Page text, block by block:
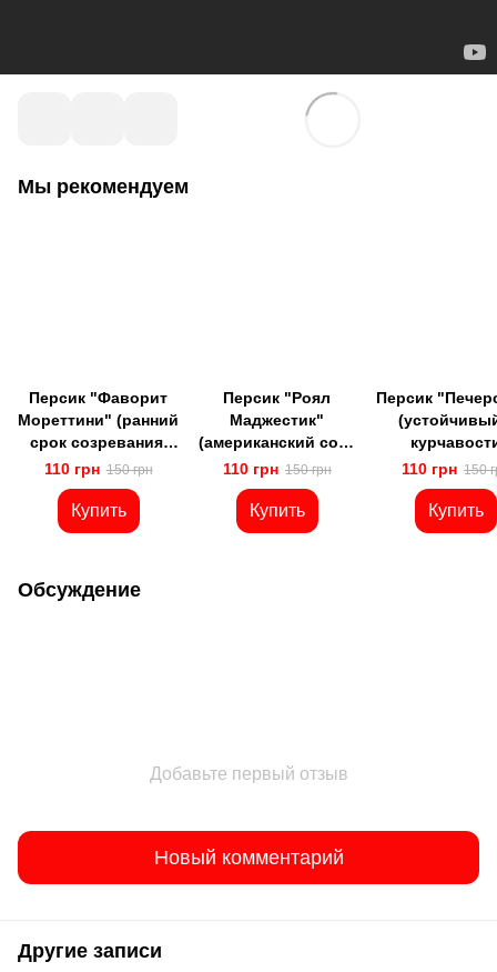
Мы рекомендуем
Персик "Фаворит
Мореттини" (ранний
срок созревания,
Италия)
110 грн 150 грн
Купить
Персик "Роял
Маджестик"
(американский сорт
персика среднего
срока)
110 грн 150 грн
Купить
Персик
листьев)
110 грн 150
Купить
Обсуждение
Добавьте первый отзыв
Новый комментарий
Другие записи